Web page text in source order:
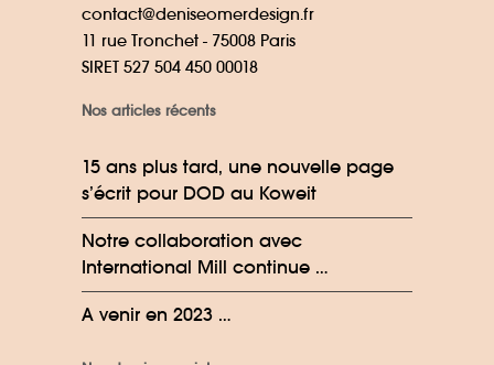
contact@deniseomerdesign.fr
11 rue Tronchet - 75008 Paris
SIRET 527 504 450 00018
Nos articles récents
15 ans plus tard, une nouvelle page
s’écrit pour DOD au Koweit
Notre collaboration avec
International Mill continue …
A venir en 2023 …